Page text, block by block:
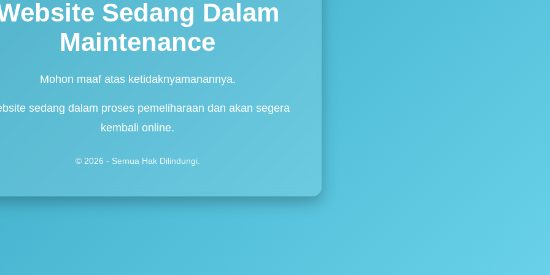
Sedang Dalam
Maintenance
Mohon maaf atas ketidaknyamanannya.
sedang dalam proses pemeliharaan dan akan segera
kembali online.
© 2026 - Semua Hak Dilindungi.